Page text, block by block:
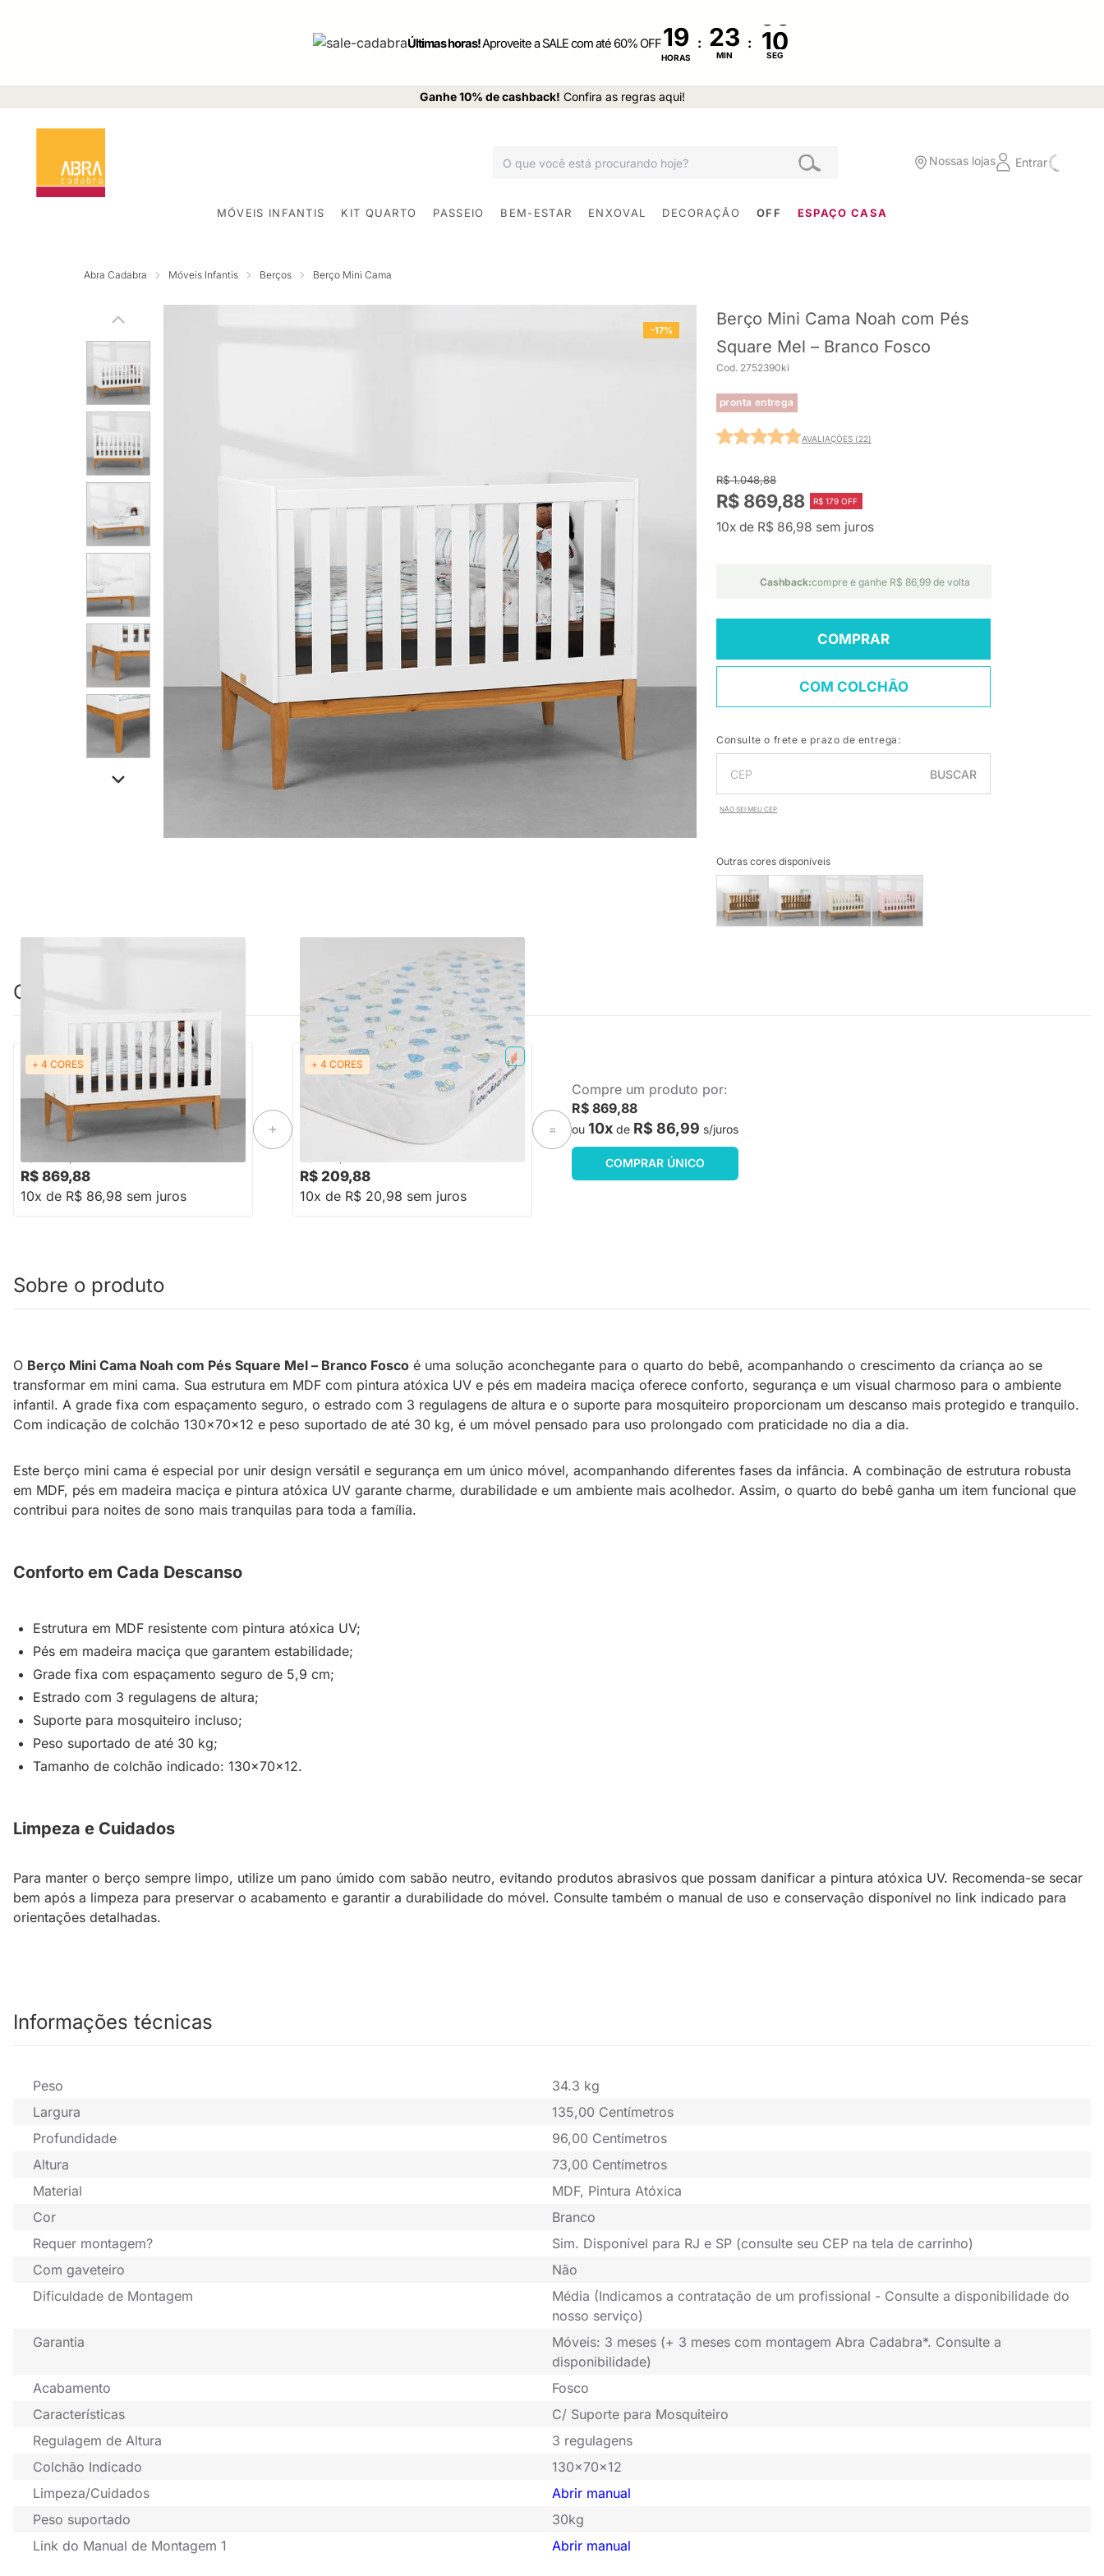
Últimas horas!Aproveite a SALE com até 60% OFF19
HORAS
:
MIN
:
SEG
Ganhe 10% de cashback! Confira as regras aqui!
Nossas lojas Entrar
MÓVEIS INFANTIS KIT QUARTO PASSEIO BEM-ESTAR ENXOVAL DECORAÇÃO OFF ESPAÇO CASA
Abra Cadabra Móveis Infantis Berços Berço Mini Cama
-17%
Berço Mini Cama Noah com Pés
Square Mel – Branco Fosco
Cod. 2752390ki
pronta entrega
AVALIAÇÕES (22)
R$ 1.048,88
R$ 869,88 R$ 179 OFF
10x de R$ 86,98 sem juros
Cashback:compre e ganhe R$ 86,99 de volta
COMPRAR
COM COLCHÃO
Consulte o frete e prazo de entrega:
BUSCAR
NÃO SEI MEU CEP
Outras cores disponíveis
Combinação perfeita
+ 4 CORES PRONTA ENTREGA
Berço Mini Cama Noah com Pés Square
Mel – Branco Fosco
R$ 869,88
10x de R$ 86,98 sem juros
+ 4 CORES PRONTA ENTREGA
Colchão de Espuma Plummi Berço
70cmx1,30mx10cm D18
R$ 209,88
10x de R$ 20,98 sem juros
=
Compre um produto por:
R$ 869,88
ou 10x de R$ 86,99 s/juros
COMPRAR ÚNICO
Sobre o produto
O Berço Mini Cama Noah com Pés Square Mel – Branco Fosco é uma solução aconchegante para o quarto do bebê, acompanhando o crescimento da criança ao se
transformar em mini cama. Sua estrutura em MDF com pintura atóxica UV e pés em madeira maciça oferece conforto, segurança e um visual charmoso para o ambiente
infantil. A grade fixa com espaçamento seguro, o estrado com 3 regulagens de altura e o suporte para mosquiteiro proporcionam um descanso mais protegido e tranquilo.
Com indicação de colchão 130x70x12 e peso suportado de até 30 kg, é um móvel pensado para uso prolongado com praticidade no dia a dia.
Este berço mini cama é especial por unir design versátil e segurança em um único móvel, acompanhando diferentes fases da infância. A combinação de estrutura robusta
em MDF, pés em madeira maciça e pintura atóxica UV garante charme, durabilidade e um ambiente mais acolhedor. Assim, o quarto do bebê ganha um item funcional que
contribui para noites de sono mais tranquilas para toda a família.
Conforto em Cada Descanso
Estrutura em MDF resistente com pintura atóxica UV;
Pés em madeira maciça que garantem estabilidade;
Grade fixa com espaçamento seguro de 5,9 cm;
Estrado com 3 regulagens de altura;
Suporte para mosquiteiro incluso;
Peso suportado de até 30 kg;
Tamanho de colchão indicado: 130x70x12.
Limpeza e Cuidados
Para manter o berço sempre limpo, utilize um pano úmido com sabão neutro, evitando produtos abrasivos que possam danificar a pintura atóxica UV. Recomenda-se secar
bem após a limpeza para preservar o acabamento e garantir a durabilidade do móvel. Consulte também o manual de uso e conservação disponível no link indicado para
orientações detalhadas.
Informações técnicas
Peso
34.3 kg
Largura
135,00 Centímetros
Profundidade
96,00 Centímetros
Altura
73,00 Centímetros
Material
MDF, Pintura Atóxica
Cor
Branco
Requer montagem?
Sim. Disponível para RJ e SP (consulte seu CEP na tela de carrinho)
Com gaveteiro
Não
Dificuldade de Montagem
Média (Indicamos a contratação de um profissional - Consulte a disponibilidade do
nosso serviço)
Garantia
Móveis: 3 meses (+ 3 meses com montagem Abra Cadabra*. Consulte a
disponibilidade)
Acabamento
Fosco
Características
C/ Suporte para Mosquiteiro
Regulagem de Altura
3 regulagens
Colchão Indicado
130x70x12
Limpeza/Cuidados
Abrir manual
Peso suportado
30kg
Link do Manual de Montagem 1
Abrir manual